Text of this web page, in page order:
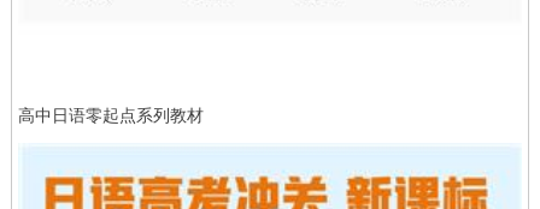
高中日语零起点系列教材